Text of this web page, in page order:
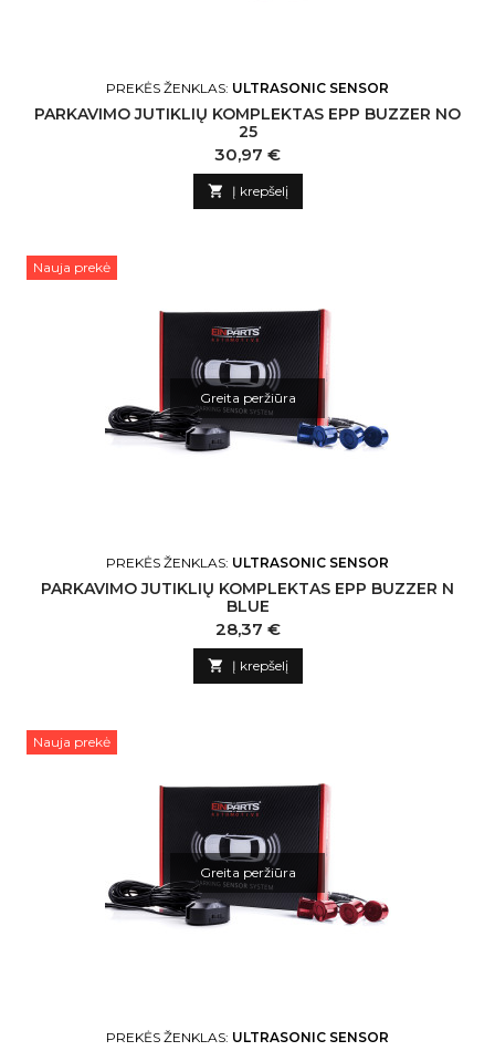
PREKĖS ŽENKLAS: ULTRASONIC SENSOR
PARKAVIMO JUTIKLIŲ KOMPLEKTAS EPP BUZZER NO
25
Kaina
30,97 €
 Į krepšelį
Nauja prekė
Greita peržiūra
PREKĖS ŽENKLAS: ULTRASONIC SENSOR
PARKAVIMO JUTIKLIŲ KOMPLEKTAS EPP BUZZER N
BLUE
Kaina
28,37 €
 Į krepšelį
Nauja prekė
Greita peržiūra
PREKĖS ŽENKLAS: ULTRASONIC SENSOR